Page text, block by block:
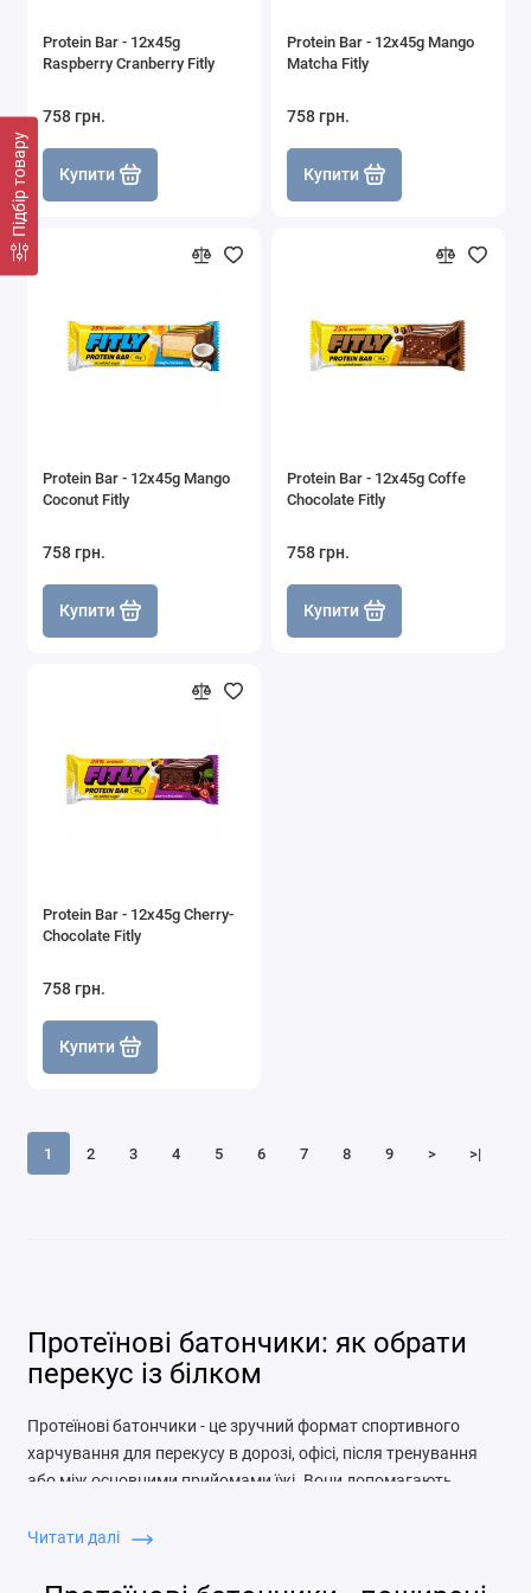
Підбір товару
Protein Bar - 12x45g
Raspberry Cranberry Fitly
758 грн.
Купити
Protein Bar - 12x45g Mango
Matcha Fitly
758 грн.
Купити
Protein Bar - 12x45g Mango
Coconut Fitly
758 грн.
Купити
Protein Bar - 12x45g Coffe
Chocolate Fitly
758 грн.
Купити
Protein Bar - 12x45g Cherry-
Сhocolate Fitly
758 грн.
Купити
1 2 3 4 5 6 7 8 9 > >|
Протеїнові батончики: як обрати
перекус із білком
Протеїнові батончики - це зручний формат спортивного
харчування для перекусу в дорозі, офісі, після тренування
або між основними прийомами їжі. Вони допомагають
приготувати нормальну страву. Водночас батончик не
Читати далі